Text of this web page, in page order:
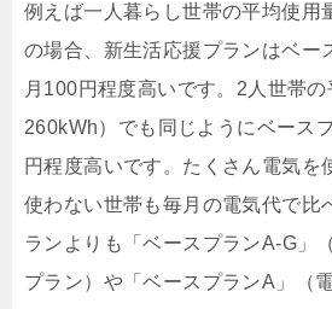
例えば一人暮らし世帯の平均使用
の場合、新生活応援プランはベー
月100円程度高いです。2人世帯の
260kWh）でも同じようにベース
円程度高いです。たくさん電気を
使わない世帯も毎月の電気代で比
ランよりも「ベースプランA-G」
プラン）や「ベースプランA」（